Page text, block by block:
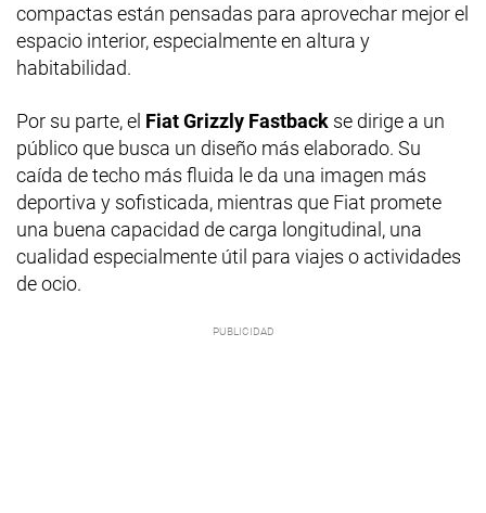
compactas están pensadas para aprovechar mejor el
espacio interior, especialmente en altura y
habitabilidad.
Por su parte, el Fiat Grizzly Fastback se dirige a un
público que busca un diseño más elaborado. Su
caída de techo más fluida le da una imagen más
deportiva y sofisticada, mientras que Fiat promete
una buena capacidad de carga longitudinal, una
cualidad especialmente útil para viajes o actividades
de ocio.